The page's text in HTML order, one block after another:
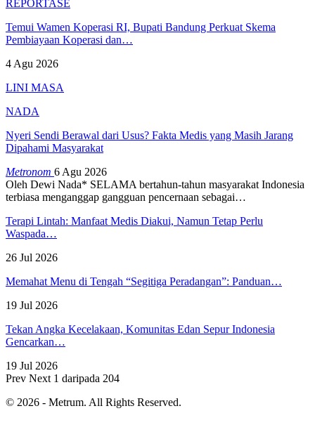
REPORTASE
Temui Wamen Koperasi RI, Bupati Bandung Perkuat Skema
Pembiayaan Koperasi dan…
4 Agu 2026
LINI MASA
NADA
Nyeri Sendi Berawal dari Usus? Fakta Medis yang Masih Jarang
Dipahami Masyarakat
Metronom 6 Agu 2026
Oleh Dewi Nada* SELAMA bertahun-tahun masyarakat Indonesia
terbiasa menganggap gangguan pencernaan sebagai…
Terapi Lintah: Manfaat Medis Diakui, Namun Tetap Perlu
Waspada…
26 Jul 2026
Memahat Menu di Tengah “Segitiga Peradangan”: Panduan…
19 Jul 2026
Tekan Angka Kecelakaan, Komunitas Edan Sepur Indonesia
Gencarkan…
19 Jul 2026
Prev Next 1 daripada 204
© 2026 - Metrum. All Rights Reserved.